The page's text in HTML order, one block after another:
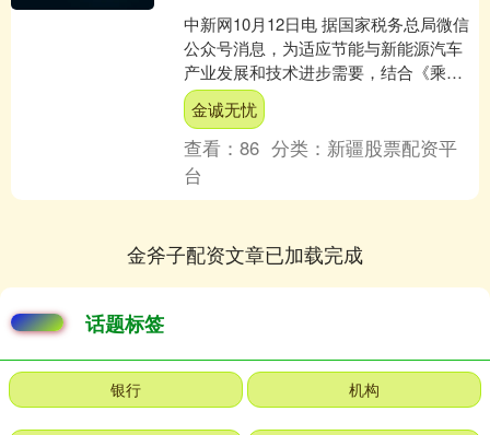
中新网10月12日电 据国家税务总局微信
公众号消息，为适应节能与新能源汽车
产业发展和技术进步需要，结合《乘用
车燃料消耗量限值》(GB 19578—
2024)、《....
金诚无忧
查看：86 分类： 新疆股票配资平
台
金斧子配资文章已加载完成
话题标签
银行 机构